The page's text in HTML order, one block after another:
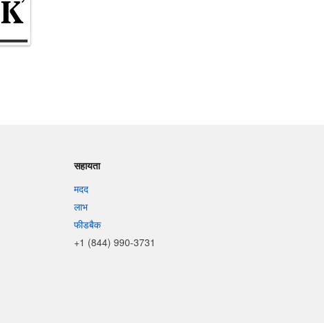
सहायता
मदद
लाभ
फीडबैक
+1 (844) 990-3731